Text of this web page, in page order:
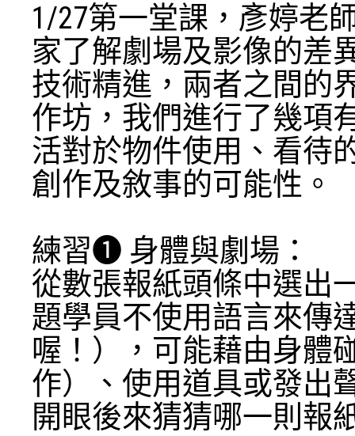
1/27第一堂課，彥婷老
家了解劇場及影像的差
技術精進，兩者之間的
作坊，我們進行了幾項
活對於物件使用、看待
創作及敘事的可能性。
練習➊ 身體與劇場：
從數張報紙頭條中選出
題學員不使用語言來傳
喔！），可能藉由身體
作）、使用道具或發出
開眼後來猜猜哪一則報